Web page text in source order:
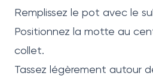
Remplissez le pot avec le
Positionnez la motte au
collet.
Tassez légèrement autour